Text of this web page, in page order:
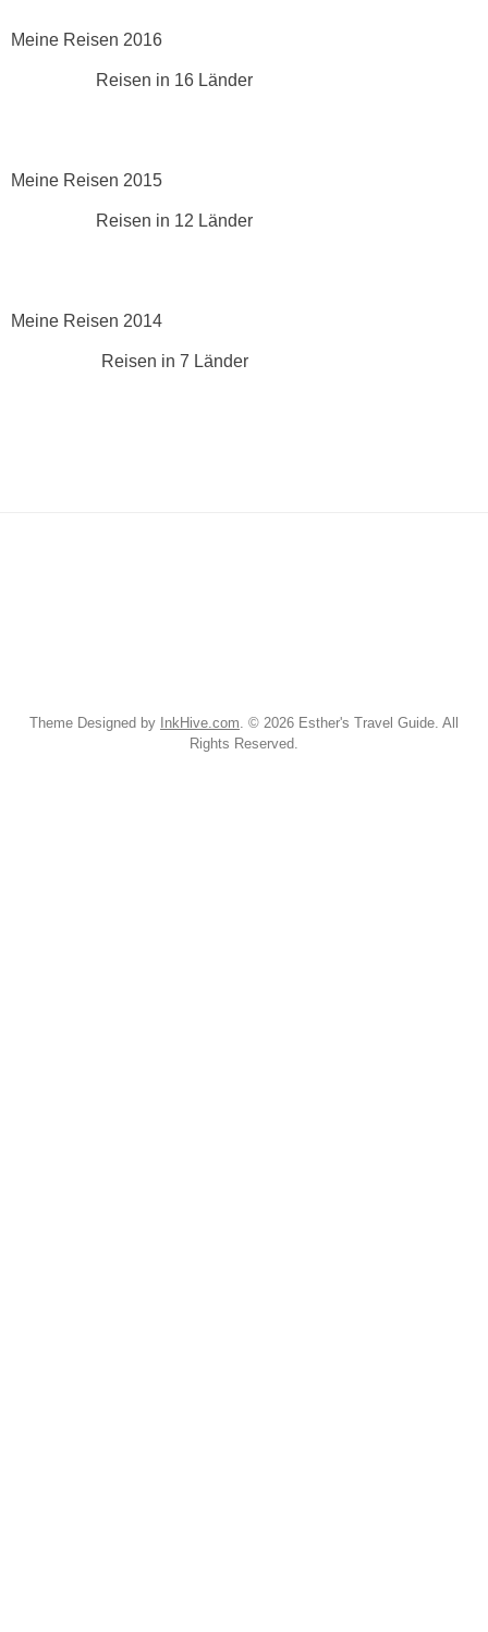
Meine Reisen 2016
Reisen in 16 Länder
Meine Reisen 2015
Reisen in 12 Länder
Meine Reisen 2014
Reisen in 7 Länder
Theme Designed by InkHive.com © 2026 Esther's Travel Guide. All
Rights Reserved.